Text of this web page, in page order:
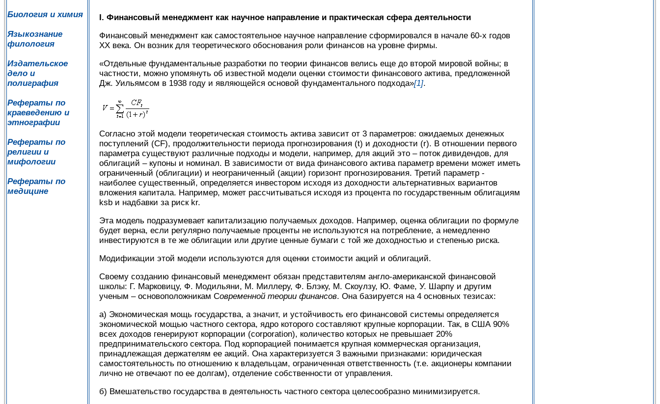
Биология и химия
Языкознание
филология
Издательское
дело и
полиграфия
Рефераты по
краеведению и
этнографии
Рефераты по
религии и
мифологии
Рефераты по
медицине
I. Финансовый менеджмент как научное направление и практическая сфера деятельности
Финансовый менеджмент как самостоятельное научное направление сформировался в начале 60-х годов
XX века. Он возник для теоретического обоснования роли финансов на уровне фирмы.
«Отдельные фундаментальные разработки по теории финансов велись еще до второй мировой войны; в
частности, можно упомянуть об известной модели оценки стоимости финансового актива, предложенной
Дж. Уильямсом в 1938 году и являющейся основой фундаментального подхода»[1].
Согласно этой модели теоретическая стоимость актива зависит от 3 параметров: ожидаемых денежных
поступлений (CF), продолжительности периода прогнозирования (t) и доходности (r). В отношении первого
параметра существуют различные подходы и модели, например, для акций это – поток дивидендов, для
облигаций – купоны и номинал. В зависимости от вида финансового актива параметр времени может иметь
ограниченный (облигации) и неограниченный (акции) горизонт прогнозирования. Третий параметр -
наиболее существенный, определяется инвестором исходя из доходности альтернативных вариантов
вложения капитала. Например, может рассчитываться исходя из процента по государственным облигациям
ksb и надбавки за риск kr.
Эта модель подразумевает капитализацию получаемых доходов. Например, оценка облигации по формуле
будет верна, если регулярно получаемые проценты не используются на потребление, а немедленно
инвестируются в те же облигации или другие ценные бумаги с той же доходностью и степенью риска.
Модификации этой модели используются для оценки стоимости акций и облигаций.
Своему созданию финансовый менеджмент обязан представителям англо-американской финансовой
школы: Г. Марковицу, Ф. Модильяни, М. Миллеру, Ф. Блэку, М. Скоулзу, Ю. Фаме, У. Шарпу и другим
ученым – основоположникам Современной теории финансов. Она базируется на 4 основных тезисах:
a) Экономическая мощь государства, а значит, и устойчивость его финансовой системы определяется
экономической мощью частного сектора, ядро которого составляют крупные корпорации. Так, в США 90%
всех доходов генерируют корпорации (corporation), количество которых не превышает 20%
предпринимательского сектора. Под корпорацией понимается крупная коммерческая организация,
принадлежащая держателям ее акций. Она характеризуется 3 важными признаками: юридическая
самостоятельность по отношению к владельцам, ограниченная ответственность (т.е. акционеры компании
лично не отвечают по ее долгам), отделение собственности от управления.
б) Вмешательство государства в деятельность частного сектора целесообразно минимизируется.